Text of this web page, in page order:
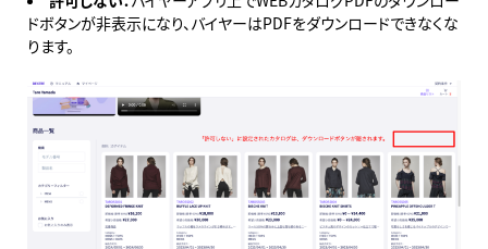
ドボタンが非表示になり、バイヤーはPDFをダウンロードできなくな
ります。